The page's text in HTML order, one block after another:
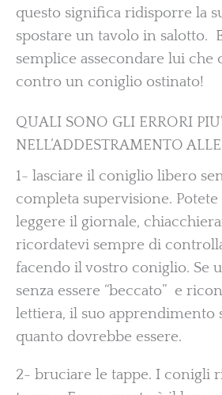
questo significa ridisporre la
spostare un tavolo in salotto.
semplice assecondare lui che
contro un coniglio ostinato!
QUALI SONO GLI ERRORI
NELL’ADDESTRAMENTO
1- lasciare il coniglio libero
completa supervisione. Potete
leggere il giornale,
ricordatevi sempre di
facendo il vostro coniglio. Se
senza essere “beccato” e
lettiera, il suo apprendimento
quanto dovrebbe essere.
2- bruciare le tappe. I conigli